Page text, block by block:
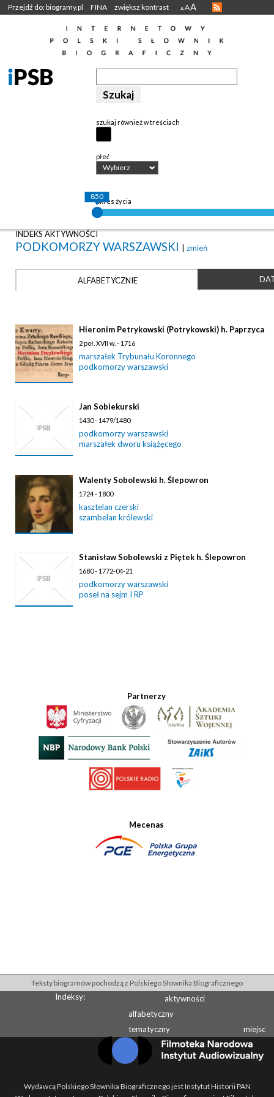
Przejdź do: biogramy.pl FINA zwiększ kontrast A AA
szukaj również w treściach
płeć
Wybierz
okres życia
850
INDEKS AKTYWNOŚCI
PODKOMORZY WARSZAWSKI | zmień
ALFABETYCZNIE
Hieronim Petrykowski (Potrykowski) h. Paprzyca
2 poł. XVII w. - 1716
marszałek Trybunału Koronnego
podkomorzy warszawski
Jan Sobiekurski
1430 - 1479/1480
podkomorzy warszawski
marszałek dworu książęcego
Walenty Sobolewski h. Ślepowron
1724 - 1800
kasztelan czerski
szambelan królewski
Stanisław Sobolewski z Piętek h. Ślepowron
1680 - 1772-04-21
podkomorzy warszawski
poseł na sejm I RP
Partnerzy
Mecenas
Teksty biogramów pochodzą z Polskiego Słownika Biograficznego
Indeksy:
aktywności
alfabetyczny
tematyczny
miejsc
Wydawcą Polskiego Słownika Biograficznego jest Instytut Historii PAN